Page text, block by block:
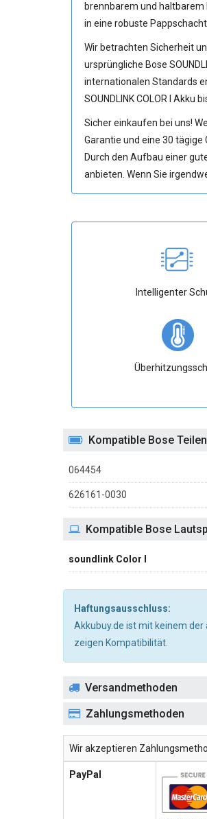
brennbarem und
in eine robuste
Wir betrachten Sicherheit
ursprüngliche Bose
internationalen Standards
SOUNDLINK COLOR I Akku
Sicher einkaufen bei uns!
Garantie und eine 30
Durch den Aufbau einer
anbieten. Wenn Sie
Intelligenter
Kompatible Bose
064454
626161-0030
Kompatible Bose
soundlink Color I
Haftungsausschluss:
Akkubuy.de ist mit keinem
zeigen Kompatibilität.
Versandmethoden
Zahlungsmethoden
Wir akzeptieren
PayPal